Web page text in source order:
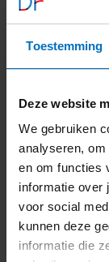
Toestemming
Deze website
We gebruiken
analyseren,
en om functies
informatie over
voor social
kunnen deze
informatie die